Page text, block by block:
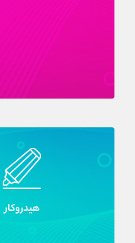
هيدروکار